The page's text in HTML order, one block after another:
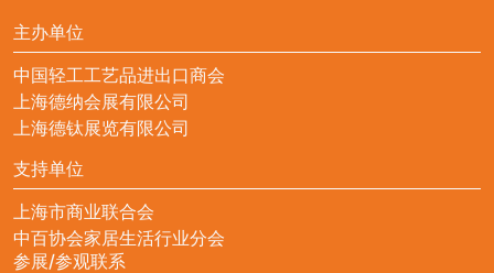
主办单位
中国轻工工艺品进出口商会
上海德纳会展有限公司
上海德钛展览有限公司
支持单位
上海市商业联合会
中百协会家居生活行业分会
参展/参观联系